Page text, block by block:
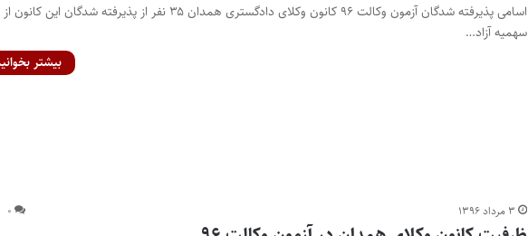
اسامی پذیرفته شدگان آزمون وکالت ۹۶ کانون وکلای دادگستری همدان ۳۵ نفر از پذیرفته شدگان این کانون از
سهمیه آزاد…
بیشتر
۳ مرداد ۱۳۹۶ ۰